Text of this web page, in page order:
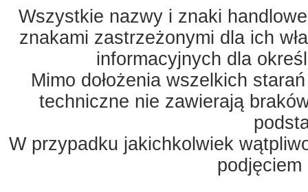
Wszystkie nazwy i znaki
znakami zastrzeżonymi dla ich
informacyjnych dla
Mimo dołożenia wszelkich
techniczne nie zawierają
W przypadku jakichkolwiek